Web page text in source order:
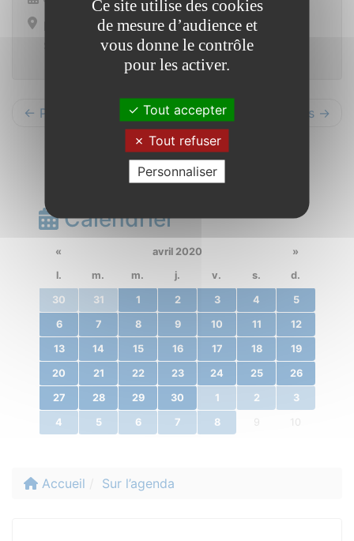
Ensemble polyvalent
Saint Vincent sur Oust
← Précédents Suivants →
Calendrier
« avril 2020
»
l.
m. m. j. v. s. d.
30 31 1 2 3 4 5
6 7 8 9 10 11 12
13 14 15 16 17 18 19
20 21 22 23 24 25 26
27 28 29 30 1 2 3
4 5 6 7 8 9 10
Accueil Sur l’agenda
Ce site utilise des cookies
de mesure d’audience et
vous donne le contrôle
pour les activer.
Tout accepter
Tout refuser
Personnaliser